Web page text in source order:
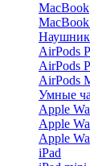
MacBook
AirPods
AirPods
AirPods
Умные
Apple
Apple
Apple
iPad